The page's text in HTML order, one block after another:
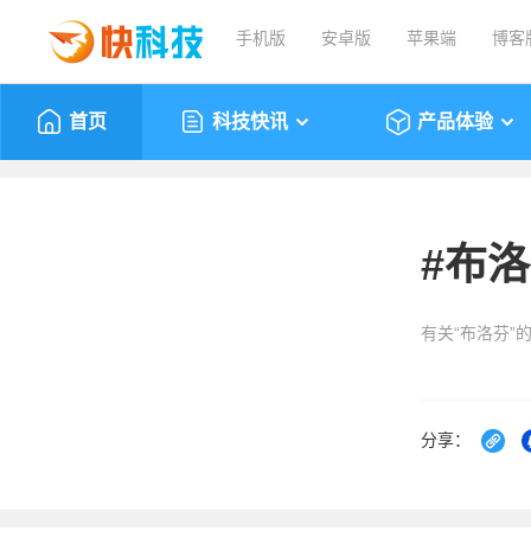
手机版 安卓版 苹果端 博客
首页 科技快讯 产品体验
#布
有关“布洛芬”
分享：